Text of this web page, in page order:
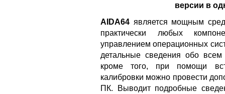
версии в
AIDA64 является мощным
практически любых
управлением операционных
детальные сведения обо
кроме того, при помощи
калибровки можно провести
ПК. Выводит подробные